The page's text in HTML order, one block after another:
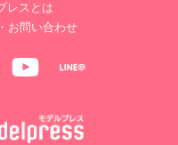
レスとは
お問い合わせ